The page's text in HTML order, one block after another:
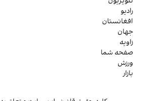
رادیو
افغانستان
جهان
زاویه
صفحه شما
ورزش
بازار